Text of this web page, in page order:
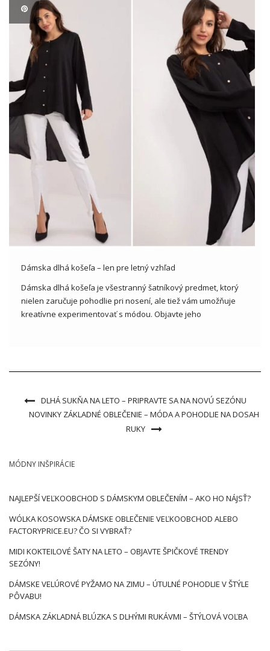
Dámska dlhá košeľa – len pre letný vzhľad
Dámska dlhá košeľa je všestranný šatníkový predmet, ktorý
nielen zaručuje pohodlie pri nosení, ale tiež vám umožňuje
kreatívne experimentovať s módou. Objavte jeho
DLHÁ SUKŇA NA LETO – PRIPRAVTE SA NA NOVÚ SEZÓNU
NOVINKY ZÁKLADNÉ OBLEČENIE – MÓDA A POHODLIE NA DOSAH
RUKY
MÓDNY INŠPIRÁCIE
NAJLEPŠÍ VEĽKOOBCHOD S DÁMSKYM OBLEČENÍM – AKO HO NÁJSŤ?
WÓLKA KOSOWSKA DÁMSKE OBLEČENIE VEĽKOOBCHOD ALEBO
FACTORYPRICE.EU? ČO SI VYBRAŤ?
MIDI KOKTEILOVÉ ŠATY NA LETO – OBJAVTE ŠPIČKOVÉ TRENDY
SEZÓNY!
DÁMSKE VELÚROVÉ PYŽAMO NA ZIMU – ÚTULNÉ POHODLIE V ŠTÝLE
PÔVABU!
DÁMSKA ZÁKLADNÁ BLÚZKA S DLHÝMI RUKÁVMI – ŠTÝLOVÁ VOĽBA